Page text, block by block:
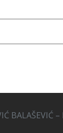
BALAŠEVIĆ